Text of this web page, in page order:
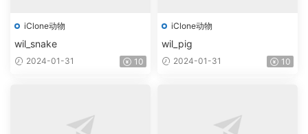
iClone动物
wil_snake
2024-01-31 10
iClone动物
wil_pig
2024-01-31 10